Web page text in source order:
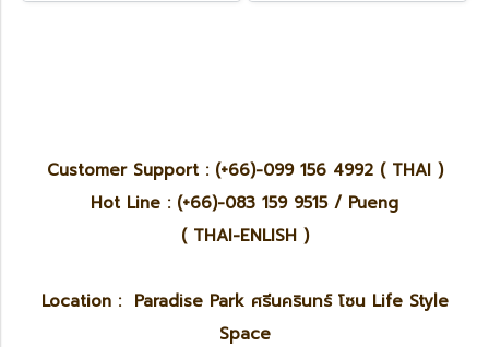
Customer Support : (+66)-099 156 4992 ( THAI )
Hot Line : (+66)-083 159 9515 / Pueng
( THAI-ENLISH )
Location : Paradise Park ศรีนครินทร์ โซน Life Style
Space